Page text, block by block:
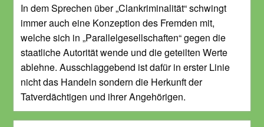
In dem Sprechen über „Clankriminalität“ schwingt
immer auch eine Konzeption des Fremden mit,
welche sich in „Parallelgesellschaften“ gegen die
staatliche Autorität wende und die geteilten Werte
ablehne. Ausschlaggebend ist dafür in erster Linie
nicht das Handeln sondern die Herkunft der
Tatverdächtigen und ihrer Angehörigen.